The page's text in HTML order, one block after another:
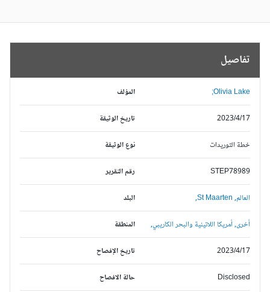
تفاصيل
المؤلف Olivia Lake;
تاريخ الوثيقة 2023/4/17
نوع الوثيقة خطة التوريدات
رقم التقرير STEP78989
البلد العالم,St Maarten,
المنطقة أخرى,أمريكا اللاتينية والبحر الكاريبي,
تاريخ الإفصاح 2023/4/17
حالة الافصاح Disclosed